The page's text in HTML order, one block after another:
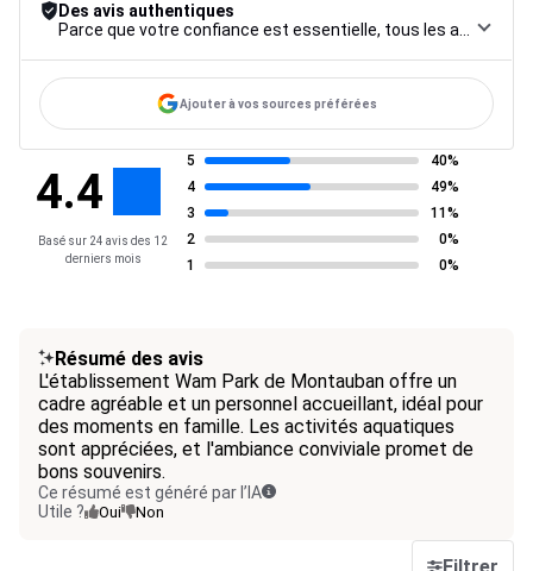
Des avis authentiques
Ajouter à vos sources préférées
4.4
Basé sur 24 avis des 12
derniers mois
5
40%
4
49%
3
11%
2
0%
1
0%
Résumé des avis
L'établissement Wam Park de Montauban offre un
cadre agréable et un personnel accueillant, idéal pour
des moments en famille. Les activités aquatiques
sont appréciées, et l'ambiance conviviale promet de
bons souvenirs.
Ce résumé est généré par l’IA
Utile ?
Oui Non